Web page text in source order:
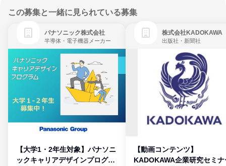
この募集と一緒に見られている募集
パナソニック株式会社
半導体・電子機器メーカー
【大学1・2年生対象】パナソニ
ックキャリアデザインプログラ
株式会社KADOKAWA
出版社・新聞社
【動画コンテンツ】
KADOKAWA企業研究セミナ